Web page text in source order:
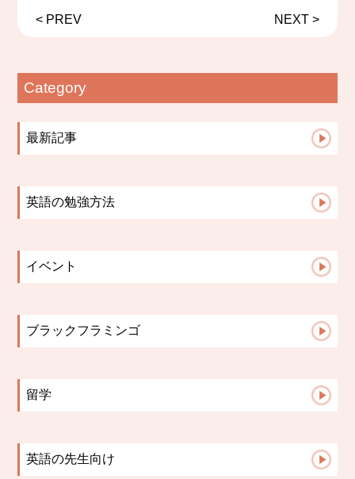
Category
最新記事
英語学習の成果が見えない時、保護者ができ...
小学校英語と中学英語、何が違う？スムーズ...
英語の勉強方法
英検
イベント
ブラックフラミンゴ
保護者様からの声
留学
英語の先生向け
< PREV NEXT >